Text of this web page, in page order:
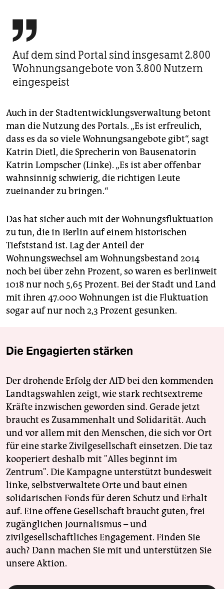

Auf dem sind Portal sind insgesamt 2.800
Wohnungsangebote von 3.800 Nutzern
eingespeist
Auch in der Stadtentwicklungsverwaltung betont
man die Nutzung des Portals. „Es ist erfreulich,
dass es da so viele Wohnungsangebote gibt“, sagt
Katrin Dietl, die Sprecherin von Bausenatorin
Katrin Lompscher (Linke). „Es ist aber offenbar
wahnsinnig schwierig, die richtigen Leute
zueinander zu bringen.“
Das hat sicher auch mit der Wohnungsfluktuation
zu tun, die in Berlin auf einem historischen
Tiefststand ist. Lag der Anteil der
Wohnungswechsel am Wohnungsbestand 2014
noch bei über zehn Prozent, so waren es berlinweit
1018 nur noch 5,65 Prozent. Bei der Stadt und Land
mit ihren 47.000 Wohnungen ist die Fluktuation
sogar auf nur noch 2,3 Prozent gesunken.
Die Engagierten stärken
Der drohende Erfolg der AfD bei den kommenden
Landtagswahlen zeigt, wie stark rechtsextreme
Kräfte inzwischen geworden sind. Gerade jetzt
braucht es Zusammenhalt und Solidarität. Auch
und vor allem mit den Menschen, die sich vor Ort
für eine starke Zivilgesellschaft einsetzen. Die taz
kooperiert deshalb mit "Alles beginnt im
Zentrum". Die Kampagne unterstützt bundesweit
linke, selbstverwaltete Orte und baut einen
solidarischen Fonds für deren Schutz und Erhalt
auf. Eine offene Gesellschaft braucht guten, frei
zugänglichen Journalismus – und
zivilgesellschaftliches Engagement. Finden Sie
auch? Dann machen Sie mit und unterstützen Sie
unsere Aktion.